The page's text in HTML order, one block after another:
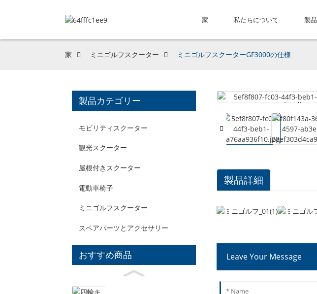
家 私たちについて 製品
家 ミニゴルフスクーター ミニゴルフスクーターGF3000の仕様
製品カテゴリー
モビリティスクーター
観光スクーター
屋根付きスクーター
電動車椅子
ミニゴルフスクーター
スペアパーツとアクセサリー
おすすめ商品
Loading...
Loading...
製品詳細
Leave Your Message